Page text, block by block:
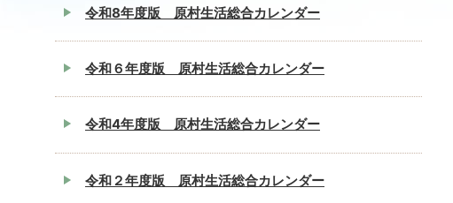
令和8年度版 原村生活総合カレンダー
令和６年度版 原村生活総合カレンダー
令和4年度版 原村生活総合カレンダー
令和２年度版 原村生活総合カレンダー